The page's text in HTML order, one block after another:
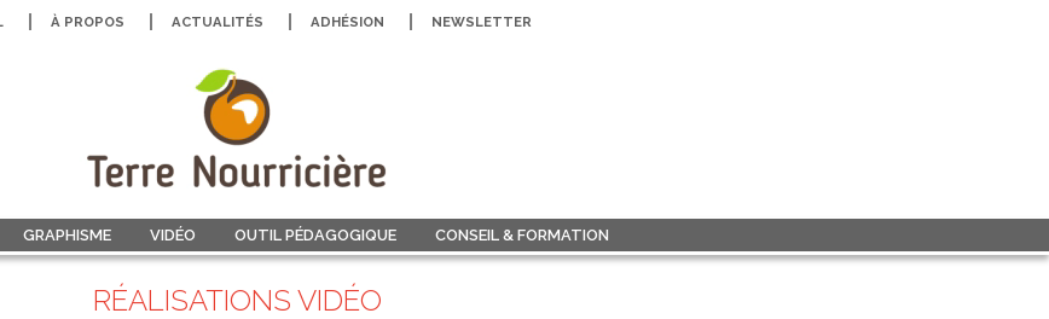
À PROPOS ACTUALITÉS ADHÉSION NEWSLETTER
GRAPHISME VIDÉO OUTIL PÉDAGOGIQUE CONSEIL & FORMATION
RÉALISATIONS VIDÉO